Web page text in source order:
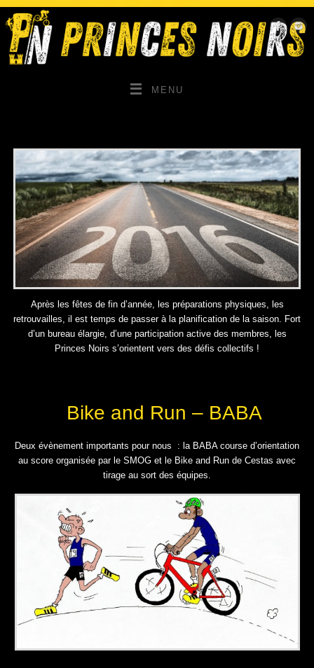
MENU
Après les fêtes de fin d’année, les préparations physiques, les
retrouvailles, il est temps de passer à la planification de la saison. Fort
d’un bureau élargie, d’une participation active des membres, les
Princes Noirs s’orientent vers des défis collectifs !
Bike and Run – BABA
Deux évènement importants pour nous : la BABA course d’orientation
au score organisée par le SMOG et le Bike and Run de Cestas avec
tirage au sort des équipes.